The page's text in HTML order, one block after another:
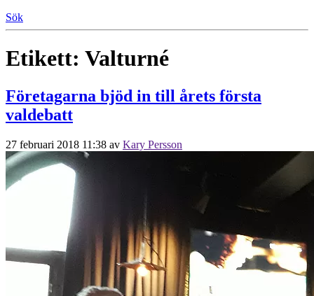
Sök
Etikett: Valturné
Företagarna bjöd in till årets första
valdebatt
27 februari 2018 11:38 av Kary Persson